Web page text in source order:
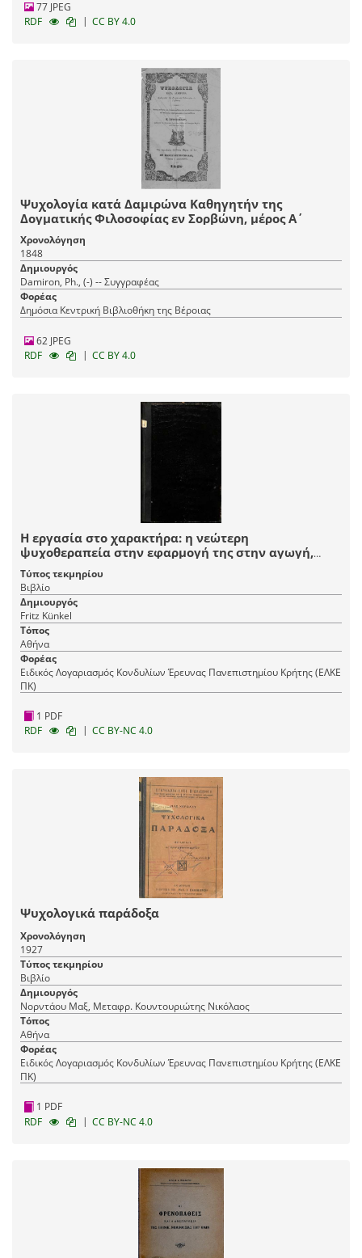
77 JPEG
RDF
| CC BY 4.0
Ψυχολογία κατά Δαμιρώνα Καθηγητήν της
Δογματικής Φιλοσοφίας εν Σορβώνη, μέρος Α΄
Χρονολόγηση
1848
Δημιουργός
Damiron, Ph., (-) -- Συγγραφέας
Φορέας
Δημόσια Κεντρική Βιβλιοθήκη της Βέροιας
62 JPEG
RDF
| CC BY 4.0
Η εργασία στο χαρακτήρα: η νεώτερη
ψυχοθεραπεία στην εφαρμογή της στην αγωγή,
αφτοπαιδαγώγηση και ψυχική βοήθεια
Τύπος τεκμηρίου
Βιβλίο
Δημιουργός
Fritz Künkel
Τόπος
Αθήνα
Φορέας
Ειδικός Λογαριασμός Κονδυλίων Έρευνας Πανεπιστημίου Κρήτης (ΕΛΚΕ
ΠΚ)
1 PDF
RDF
| CC BY-NC 4.0
Ψυχολογικά παράδοξα
Χρονολόγηση
1927
Τύπος τεκμηρίου
Βιβλίο
Δημιουργός
Νορντάου Μαξ, Μεταφρ. Κουντουριώτης Νικόλαος
Τόπος
Αθήνα
Φορέας
Ειδικός Λογαριασμός Κονδυλίων Έρευνας Πανεπιστημίου Κρήτης (ΕΛΚΕ
ΠΚ)
1 PDF
RDF
| CC BY-NC 4.0